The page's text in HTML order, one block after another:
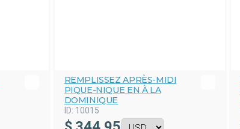
REMPLISSEZ APRÈS-MIDI
PIQUE-NIQUE EN À LA
DOMINIQUE
ID: 10015